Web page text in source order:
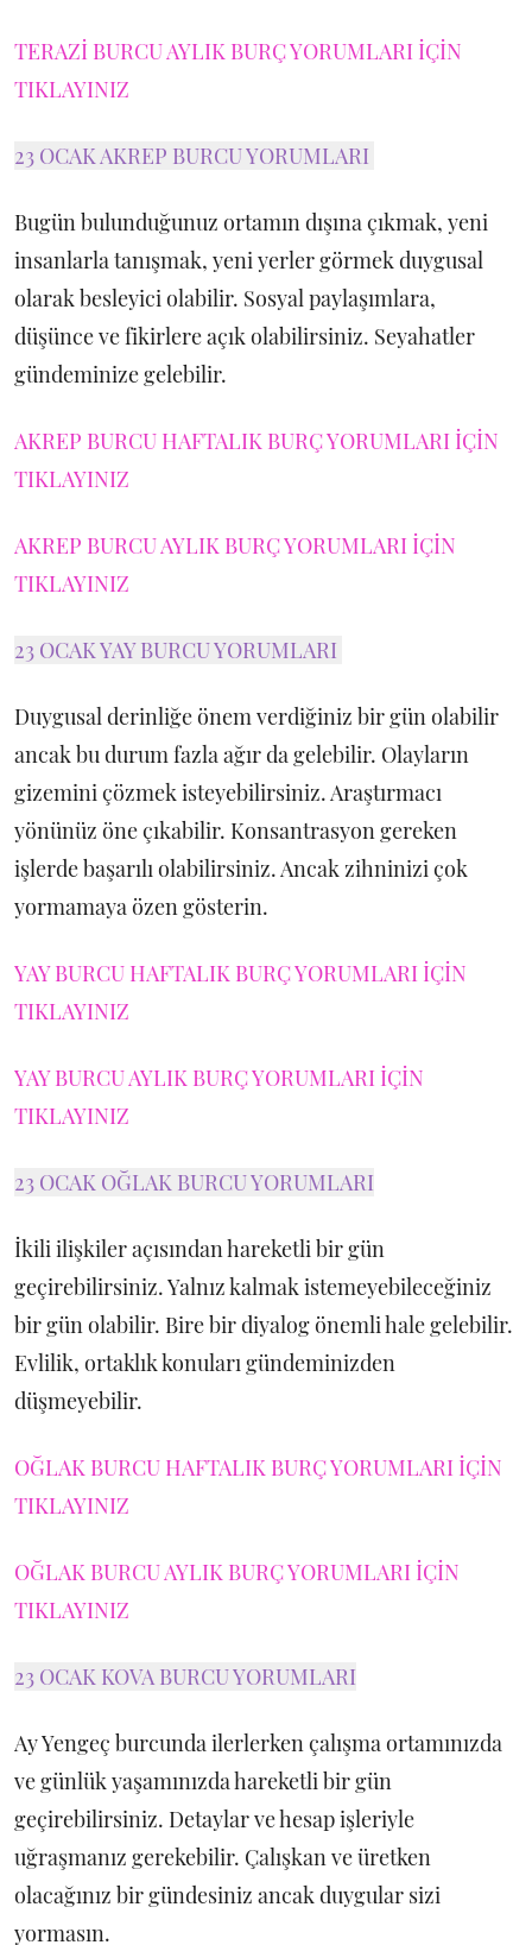
TERAZİ BURCU AYLIK BURÇ YORUMLARI İÇİN
TIKLAYINIZ
23 OCAK AKREP BURCU YORUMLARI
Bugün bulunduğunuz ortamın dışına çıkmak, yeni
insanlarla tanışmak, yeni yerler görmek duygusal
olarak besleyici olabilir. Sosyal paylaşımlara,
düşünce ve fikirlere açık olabilirsiniz. Seyahatler
gündeminize gelebilir.
AKREP BURCU HAFTALIK BURÇ YORUMLARI İÇİN
TIKLAYINIZ
AKREP BURCU AYLIK BURÇ YORUMLARI İÇİN
TIKLAYINIZ
23 OCAK YAY BURCU YORUMLARI
Duygusal derinliğe önem verdiğiniz bir gün olabilir
ancak bu durum fazla ağır da gelebilir. Olayların
gizemini çözmek isteyebilirsiniz. Araştırmacı
yönünüz öne çıkabilir. Konsantrasyon gereken
işlerde başarılı olabilirsiniz. Ancak zihninizi çok
yormamaya özen gösterin.
YAY BURCU HAFTALIK BURÇ YORUMLARI İÇİN
TIKLAYINIZ
YAY BURCU AYLIK BURÇ YORUMLARI İÇİN
TIKLAYINIZ
23 OCAK OĞLAK BURCU YORUMLARI
İkili ilişkiler açısından hareketli bir gün
geçirebilirsiniz. Yalnız kalmak istemeyebileceğiniz
bir gün olabilir. Bire bir diyalog önemli hale gelebilir.
Evlilik, ortaklık konuları gündeminizden
düşmeyebilir.
OĞLAK BURCU HAFTALIK BURÇ YORUMLARI İÇİN
TIKLAYINIZ
OĞLAK BURCU AYLIK BURÇ YORUMLARI İÇİN
TIKLAYINIZ
23 OCAK KOVA BURCU YORUMLARI
Ay Yengeç burcunda ilerlerken çalışma ortamınızda
ve günlük yaşamınızda hareketli bir gün
geçirebilirsiniz. Detaylar ve hesap işleriyle
uğraşmanız gerekebilir. Çalışkan ve üretken
olacağınız bir gündesiniz ancak duygular sizi
yormasın.